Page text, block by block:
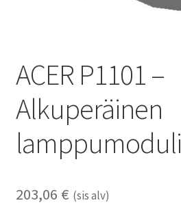
ACER P1101 –
Alkuperäinen
lamppumoduli
203,06 € (sis alv)